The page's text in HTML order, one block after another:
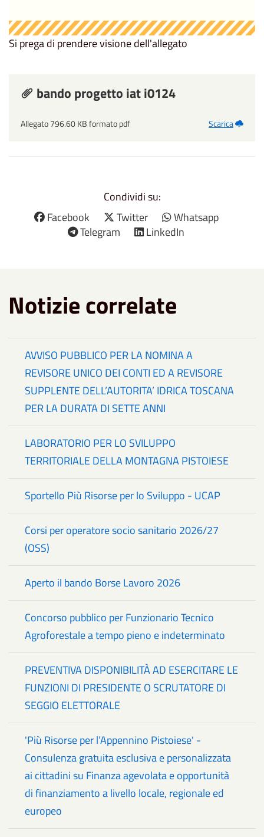
Si prega di prendere visione dell'allegato
bando progetto iat i0124
Allegato 796.60 KB formato pdf Scarica
Condividi su:
Facebook
Twitter
Whatsapp
Telegram
LinkedIn
Notizie correlate
AVVISO PUBBLICO PER LA NOMINA A
REVISORE UNICO DEI CONTI ED A REVISORE
SUPPLENTE DELL’AUTORITA’ IDRICA TOSCANA
PER LA DURATA DI SETTE ANNI
LABORATORIO PER LO SVILUPPO
TERRITORIALE DELLA MONTAGNA PISTOIESE
Sportello Più Risorse per lo Sviluppo - UCAP
Corsi per operatore socio sanitario 2026/27
(OSS)
Aperto il bando Borse Lavoro 2026
Concorso pubblico per Funzionario Tecnico
Agroforestale a tempo pieno e indeterminato
PREVENTIVA DISPONIBILITÀ AD ESERCITARE LE
FUNZIONI DI PRESIDENTE O SCRUTATORE DI
SEGGIO ELETTORALE
'Più Risorse per l’Appennino Pistoiese' -
Consulenza gratuita esclusiva e personalizzata
ai cittadini su Finanza agevolata e opportunità
di finanziamento a livello locale, regionale ed
europeo